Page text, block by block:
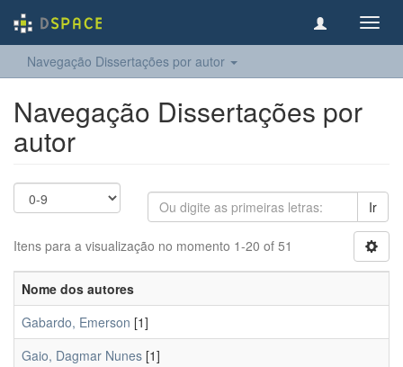
Navegação Dissertações por autor
Navegação Dissertações por
autor
Ir
Itens para a visualização no momento 1-20 of 51
Nome dos autores
Gabardo, Emerson [1]
Gaio, Dagmar Nunes [1]